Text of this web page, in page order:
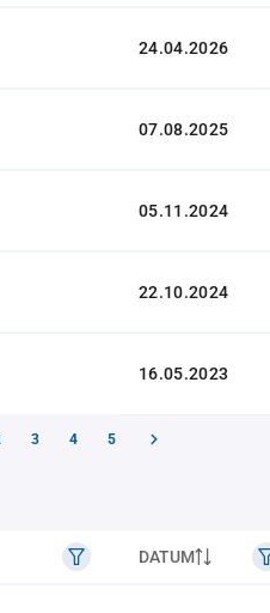
24.04.2026
07.08.2025
05.11.2024
22.10.2024
16.05.2023
3 4 5
DATUM